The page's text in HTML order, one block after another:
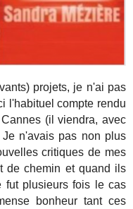
projets, je n'ai pas
l'habituel compte rendu
(il viendra, avec
n'avais pas non plus
critiques de mes
de chemin et quand ils
plusieurs fois le cas
bonheur tant ces